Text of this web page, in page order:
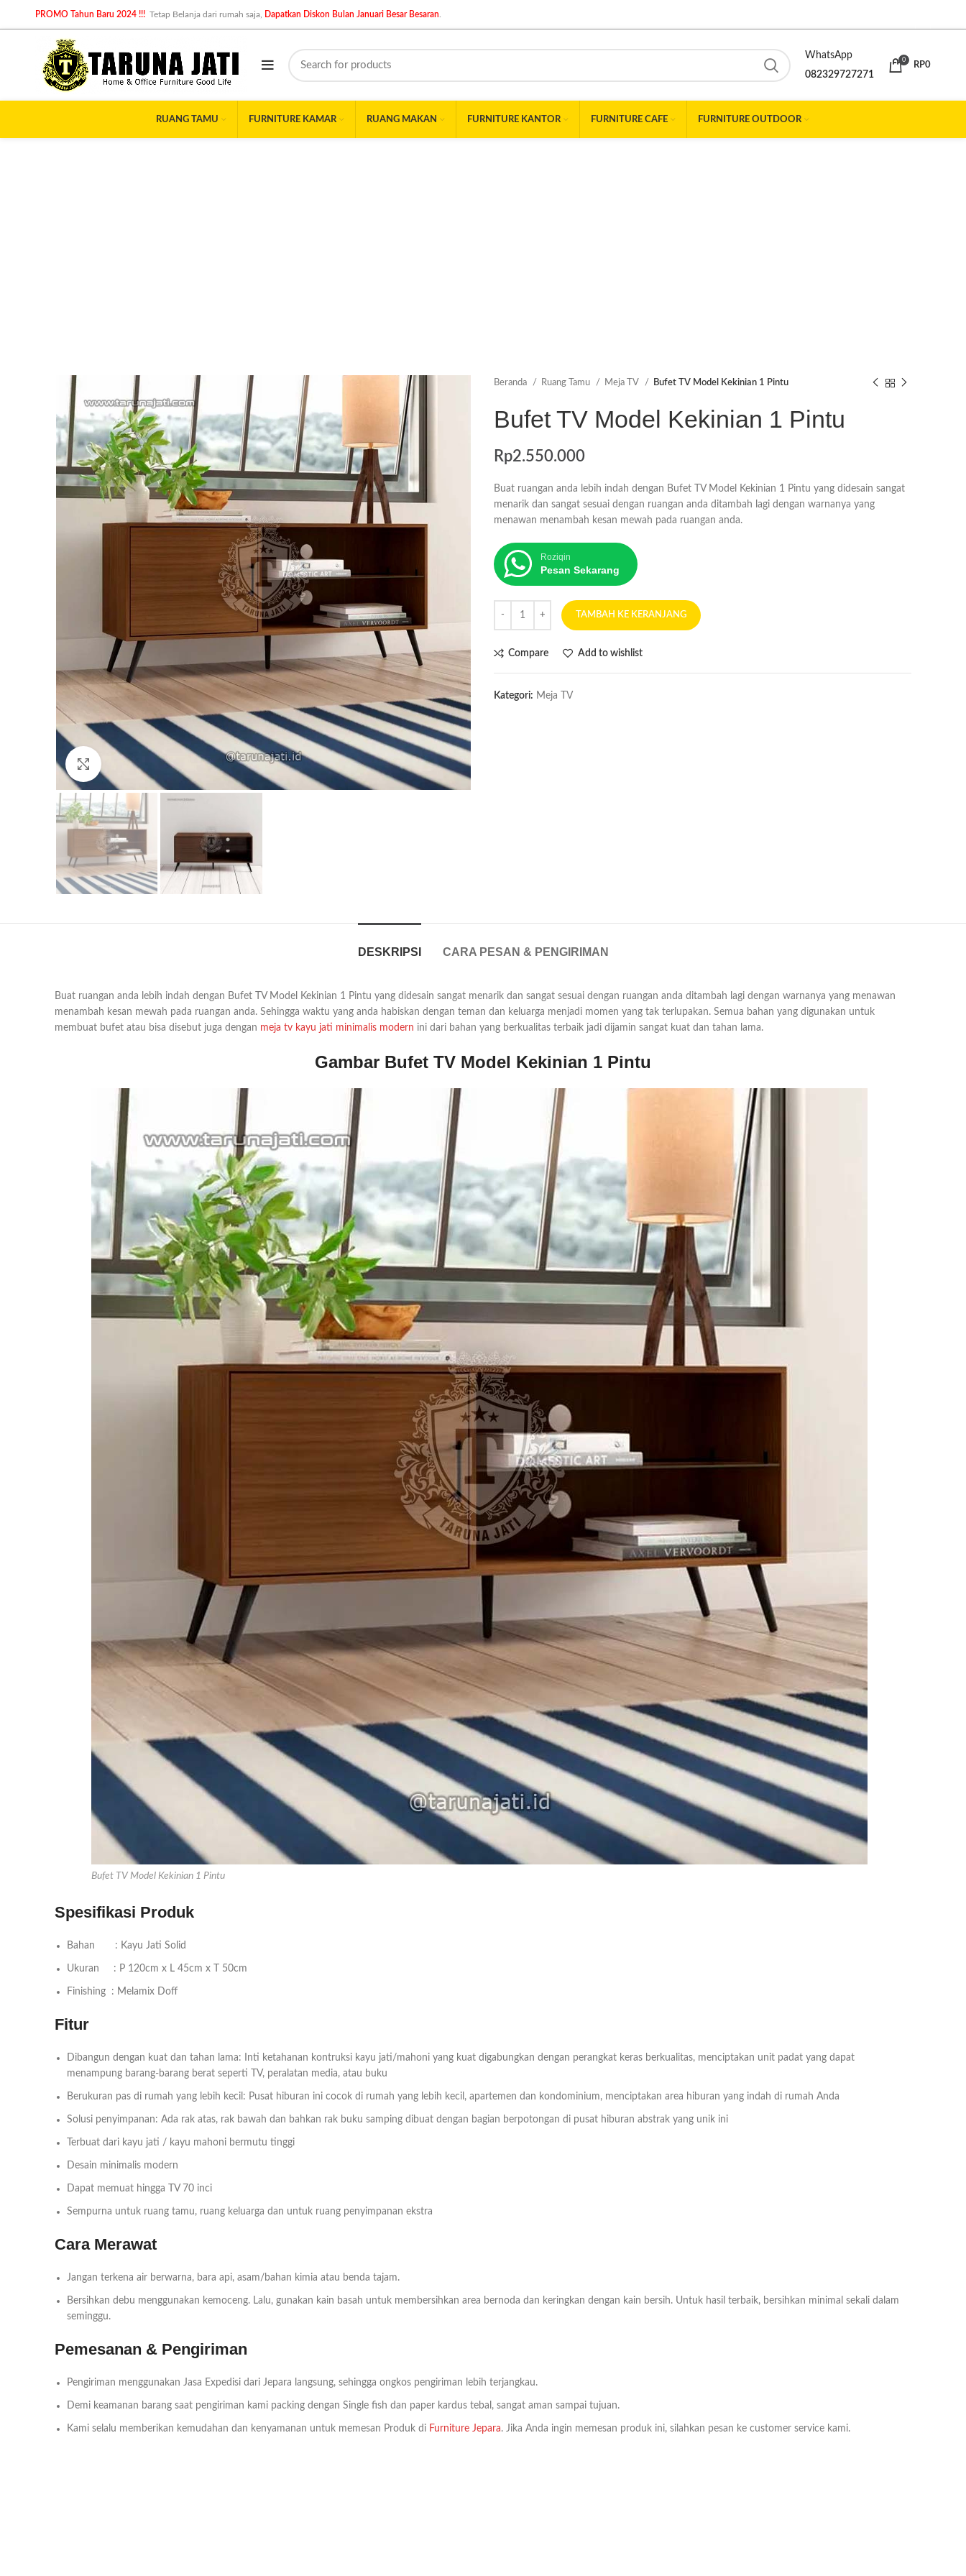
PROMO Tahun Baru 2024 !!! Tetap Belanja dari rumah saja, Dapatkan Diskon Bulan Januari Besar Besaran
WhatsApp
082329727271
0
RP0
RUANG TAMU FURNITURE KAMAR RUANG MAKAN FURNITURE KANTOR FURNITURE CAFE FURNITURE OUTDOOR
Click to enlarge
Beranda Ruang Tamu Meja TV Bufet TV Model Kekinian 1 Pintu
Bufet TV Model Kekinian 1 Pintu
Rp2.550.000
Buat ruangan anda lebih indah dengan Bufet TV Model Kekinian 1 Pintu yang didesain sangat
menarik dan sangat sesuai dengan ruangan anda ditambah lagi dengan warnanya yang
menawan menambah kesan mewah pada ruangan anda.
Roziqin
Pesan Sekarang
TAMBAH KE KERANJANG
Compare Add to wishlist
Kategori: Meja TV
DESKRIPSI CARA PESAN & PENGIRIMAN
Buat ruangan anda lebih indah dengan Bufet TV Model Kekinian 1 Pintu yang didesain sangat menarik dan sangat sesuai dengan ruangan anda ditambah lagi dengan warnanya yang menawan
menambah kesan mewah pada ruangan anda. Sehingga waktu yang anda habiskan dengan teman dan keluarga menjadi momen yang tak terlupakan. Semua bahan yang digunakan untuk
membuat bufet atau bisa disebut juga dengan meja tv kayu jati minimalis modern ini dari bahan yang berkualitas terbaik jadi dijamin sangat kuat dan tahan lama.
Gambar Bufet TV Model Kekinian 1 Pintu
Bufet TV Model Kekinian 1 Pintu
Spesifikasi Produk
Bahan : Kayu Jati Solid
Ukuran : P 120cm x L 45cm x T 50cm
Finishing : Melamix Doff
Fitur
Dibangun dengan kuat dan tahan lama: Inti ketahanan kontruksi kayu jati/mahoni yang kuat digabungkan dengan perangkat keras berkualitas, menciptakan unit padat yang dapat
menampung barang-barang berat seperti TV, peralatan media, atau buku
Berukuran pas di rumah yang lebih kecil: Pusat hiburan ini cocok di rumah yang lebih kecil, apartemen dan kondominium, menciptakan area hiburan yang indah di rumah Anda
Solusi penyimpanan: Ada rak atas, rak bawah dan bahkan rak buku samping dibuat dengan bagian berpotongan di pusat hiburan abstrak yang unik ini
Terbuat dari kayu jati / kayu mahoni bermutu tinggi
Desain minimalis modern
Dapat memuat hingga TV 70 inci
Sempurna untuk ruang tamu, ruang keluarga dan untuk ruang penyimpanan ekstra
Cara Merawat
Jangan terkena air berwarna, bara api, asam/bahan kimia atau benda tajam.
Bersihkan debu menggunakan kemoceng. Lalu, gunakan kain basah untuk membersihkan area bernoda dan keringkan dengan kain bersih. Untuk hasil terbaik, bersihkan minimal sekali dalam
seminggu.
Pemesanan & Pengiriman
Pengiriman menggunakan Jasa Expedisi dari Jepara langsung, sehingga ongkos pengiriman lebih terjangkau.
Demi keamanan barang saat pengiriman kami packing dengan Single fish dan paper kardus tebal, sangat aman sampai tujuan.
Kami selalu memberikan kemudahan dan kenyamanan untuk memesan Produk di Furniture Jepara. Jika Anda ingin memesan produk ini, silahkan pesan ke customer service kami.